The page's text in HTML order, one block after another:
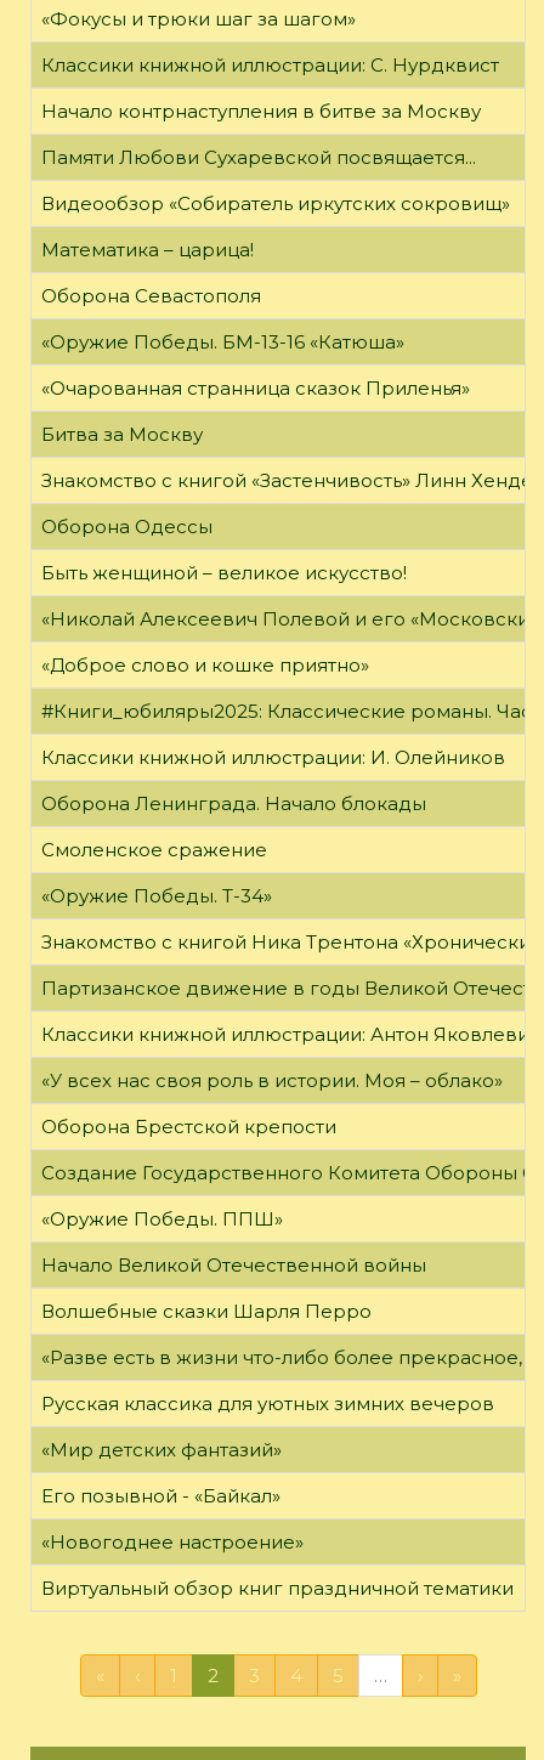
«Фокусы и трюки шаг за шагом»
Классики книжной иллюстрации: С. Нурдквист
Начало контрнаступления в битве за Москву
Памяти Любови Сухаревской посвящается...
Видеообзор «Собиратель иркутских сокровищ»
Математика – царица!
Оборона Севастополя
«Оружие Победы. БМ-13-16 «Катюша»
«Очарованная странница сказок Приленья»
Битва за Москву
Знакомство с книгой «Застенчивость» Линн
Оборона Одессы
Быть женщиной – великое искусство!
«Николай Алексеевич Полевой и его «Московский
«Доброе слово и кошке приятно»
#Книги_юбиляры2025: Классические романы.
Классики книжной иллюстрации: И. Олейников
Оборона Ленинграда. Начало блокады
Смоленское сражение
«Оружие Победы. Т-34»
Знакомство с книгой Ника Трентона
Партизанское движение в годы Великой
Классики книжной иллюстрации: Антон
«У всех нас своя роль в истории. Моя – облако»
Оборона Брестской крепости
Создание Государственного Комитета Обороны
«Оружие Победы. ППШ»
Начало Великой Отечественной войны
Волшебные сказки Шарля Перро
«Разве есть в жизни что-либо более прекрасное,
Русская классика для уютных зимних вечеров
«Мир детских фантазий»
Его позывной - «Байкал»
«Новогоднее настроение»
Виртуальный обзор книг праздничной тематики
« ‹ 1 2 3 4 5 … › »